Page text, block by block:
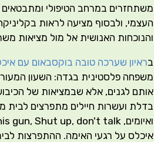
משתחזרים במרחב הטיפולי
העצמי, ולבסוף מציעה לראות
והנוכחות האנושית אל מול מציאות
בראיון שערכה טובה בוקסבאום עם
משפחה פלסטינית בגדה: השעון
אותם לגנים, אלא שבמציאות של
בדלת ועשרות חיילים מתפרצים לבית
איכלס על רגעי האימה. ההתפרצות